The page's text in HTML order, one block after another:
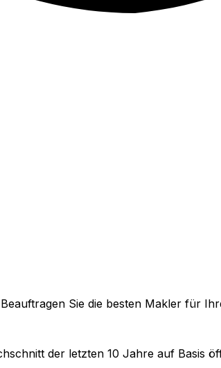
Sie die besten Makler für
der letzten 10 Jahre auf Basis